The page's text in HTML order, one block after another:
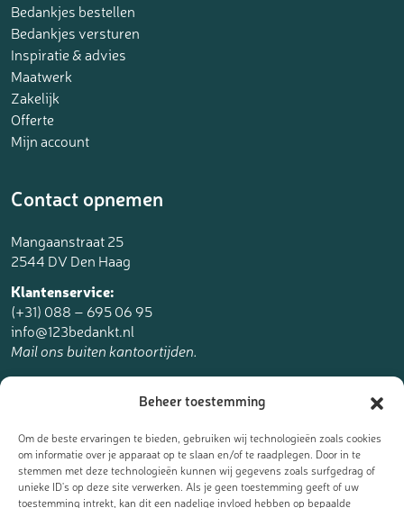
Beheer toestemming
Om de beste ervaringen te bieden, gebruiken wij technologieën zoals cookies
om informatie over je apparaat op te slaan en/of te raadplegen. Door in te
stemmen met deze technologieën kunnen wij gegevens zoals surfgedrag of
unieke ID's op deze site verwerken. Als je geen toestemming geeft of uw
toestemming intrekt, kan dit een nadelige invloed hebben op bepaalde
Bedankjes bestellen
Bedankjes versturen
Inspiratie & advies
Maatwerk
Zakelijk
Offerte
Mijn account
Contact opnemen
Mangaanstraat 25
2544 DV Den Haag
Klantenservice:
(+31) 088 – 695 06 95
info@123bedankt.nl
Mail ons buiten kantoortijden.
123bedankt.nl is een onderdeel van